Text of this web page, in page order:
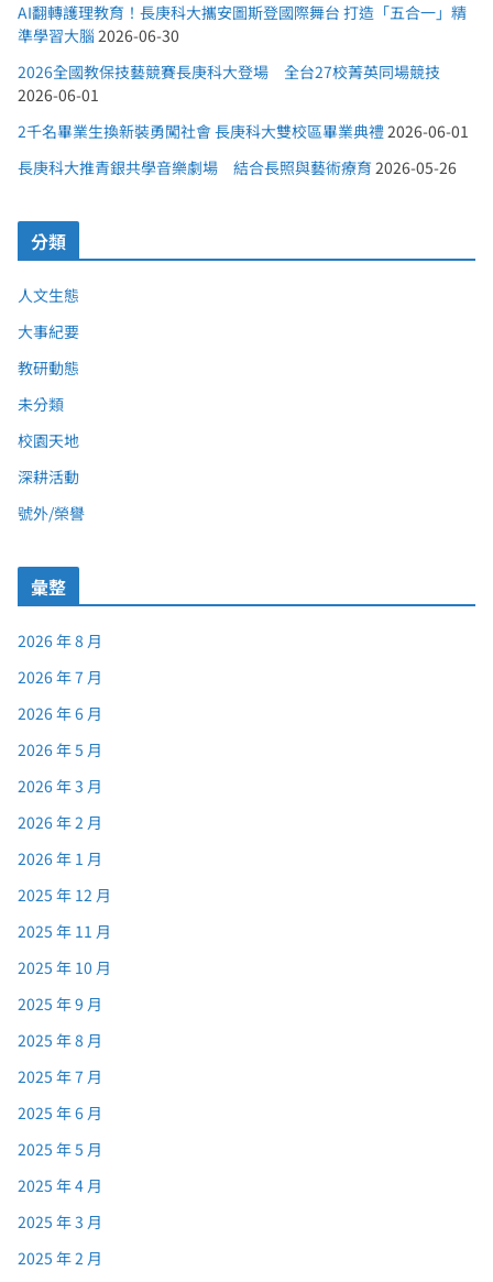
AI翻轉護理教育！長庚科大攜安圖斯登國際舞台 打造「五合一」精
準學習大腦 2026-06-30
2026全國教保技藝競賽長庚科大登場 全台27校菁英同場競技
2026-06-01
2千名畢業生換新裝勇闖社會 長庚科大雙校區畢業典禮2026-06-01
長庚科大推青銀共學音樂劇場 結合長照與藝術療育 2026-05-26
分類
人文生態
大事紀要
教研動態
未分類
校園天地
深耕活動
號外/榮譽
彙整
2026 年 8 月
2026 年 7 月
2026 年 6 月
2026 年 5 月
2026 年 3 月
2026 年 2 月
2026 年 1 月
2025 年 12 月
2025 年 11 月
2025 年 10 月
2025 年 9 月
2025 年 8 月
2025 年 7 月
2025 年 6 月
2025 年 5 月
2025 年 4 月
2025 年 3 月
2025 年 2 月